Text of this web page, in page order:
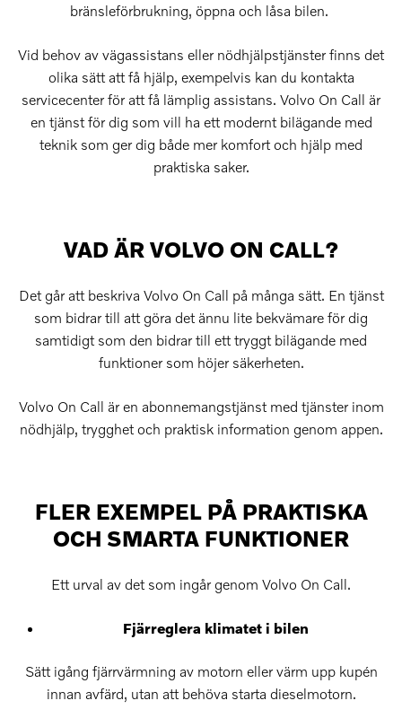
bränsleförbrukning, öppna och låsa bilen.
Vid behov av vägassistans eller nödhjälpstjänster finns det
olika sätt att få hjälp, exempelvis kan du kontakta
servicecenter för att få lämplig assistans. Volvo On Call är
en tjänst för dig som vill ha ett modernt bilägande med
teknik som ger dig både mer komfort och hjälp med
praktiska saker.
VAD ÄR VOLVO ON CALL?
Det går att beskriva Volvo On Call på många sätt. En tjänst
som bidrar till att göra det ännu lite bekvämare för dig
samtidigt som den bidrar till ett tryggt bilägande med
funktioner som höjer säkerheten.
Volvo On Call är en abonnemangstjänst med tjänster inom
nödhjälp, trygghet och praktisk information genom appen.
FLER EXEMPEL PÅ PRAKTISKA
OCH SMARTA FUNKTIONER
Ett urval av det som ingår genom Volvo On Call.
Fjärreglera klimatet i bilen
Sätt igång fjärrvärmning av motorn eller värm upp kupén
innan avfärd, utan att behöva starta dieselmotorn.